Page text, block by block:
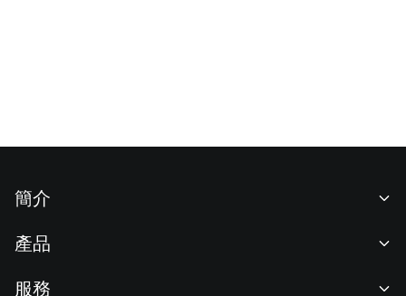
簡介
新聞中心
產品
服務